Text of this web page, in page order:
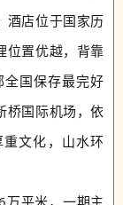
酒店位于国家历
置优越，背靠
国保存最完好
桥国际机场，依
文化，山水环
平米，一期主